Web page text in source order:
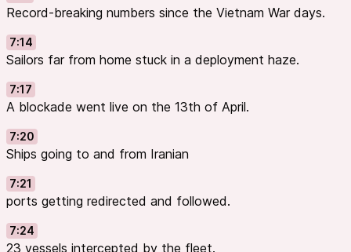
Record-breaking numbers since the Vietnam War days.
7:14
Sailors far from home stuck in a deployment haze.
7:17
A blockade went live on the 13th of April.
7:20
Ships going to and from Iranian
7:21
ports getting redirected and followed.
7:24
23 vessels intercepted by the fleet.